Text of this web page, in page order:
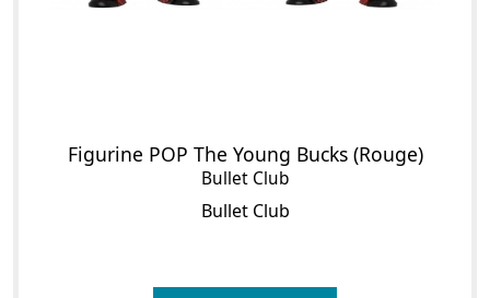
Figurine POP The Young Bucks (Rouge)
Bullet Club
Bullet Club